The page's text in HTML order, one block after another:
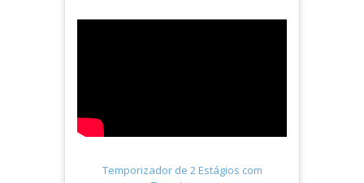
Temporizador de 2 Estágios com